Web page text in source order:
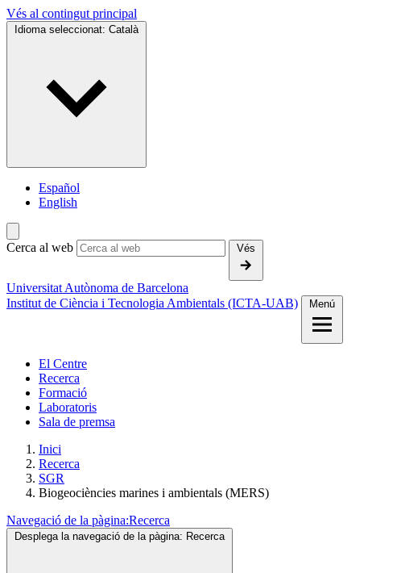
Vés al contingut principal
Idioma seleccionat: Català
Español
English
Cerca al web Vés
Universitat Autònoma de Barcelona
Institut de Ciència i Tecnologia Ambientals (ICTA-UAB)
Menú
El Centre
Recerca
Formació
Laboratoris
Sala de premsa
Inici
Recerca
SGR
Biogeociències marines i ambientals (MERS)
Navegació de la pàgina:Recerca
Desplega la navegació de la pàgina: Recerca